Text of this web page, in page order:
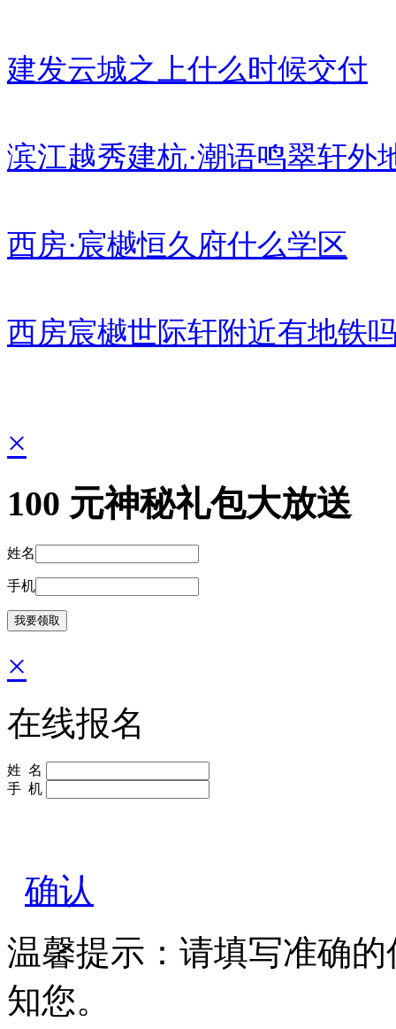
建发云城之上什么时候交付
滨江越秀建杭·潮语鸣翠轩外
西房·宸樾恒久府什么学区
西房宸樾世际轩附近有地铁
×
100 元神秘礼包大放送
姓名
手机
×
在线报名
姓 名
手 机
确认
温馨提示：请填写准确
知您。